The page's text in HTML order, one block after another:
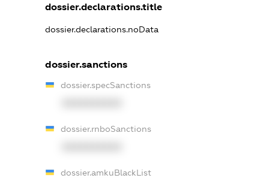
dossier.declarations.title
dossier.declarations.noData
dossier.sanctions
dossier.specSanctions
dossier.rnboSanctions
dossier.amkuBlackList